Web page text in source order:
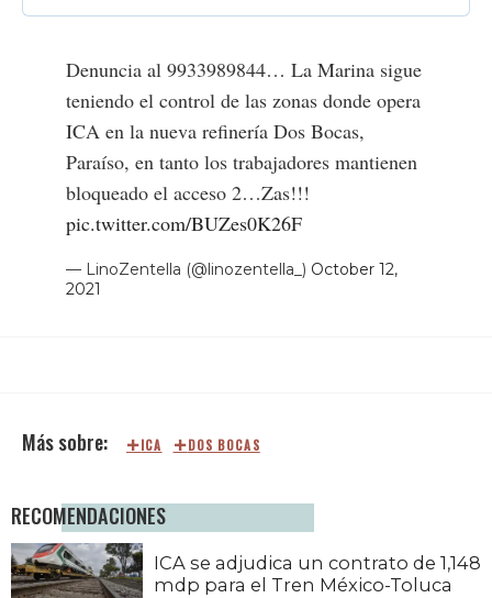
Denuncia al 9933989844… La Marina sigue
teniendo el control de las zonas donde opera
ICA en la nueva refinería Dos Bocas,
Paraíso, en tanto los trabajadores mantienen
bloqueado el acceso 2…Zas!!!
pic.twitter.com/BUZes0K26F
— LinoZentella (@linozentella_) October 12,
2021
ICA DOS BOCAS
RECOMENDACIONES
ICA se adjudica un contrato de 1,148
mdp para el Tren México-Toluca